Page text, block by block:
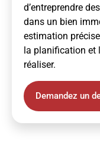
d’entreprendre
dans un bien
estimation
la planification et
réaliser.
Demandez un